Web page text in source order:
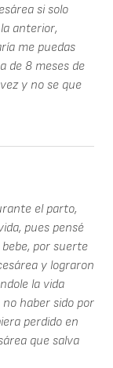
si solo
anterior,
me puedas
de 8 meses de
y no se que
el parto,
pues pensé
por suerte
y lograron
la vida
haber sido por
perdido en
que salva